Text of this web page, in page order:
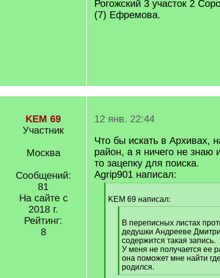
Рогожский 3 участок 2
(7) Ефремова.
KEM 69
Участник
Москва
Сообщений:
81
На сайте с
2018 г.
Рейтинг:
8
12 янв. 22:44
Что бы искать в Архивах,
район, а я ничего не знаю
то зацепку для поиска.
Agrip901 написал:
q
KEM 69 написал:
q
]
В переписных листах
дедушки Андрееве
содержится такая запись.
У меня не получается ее
она поможет мне найти
родился.
[